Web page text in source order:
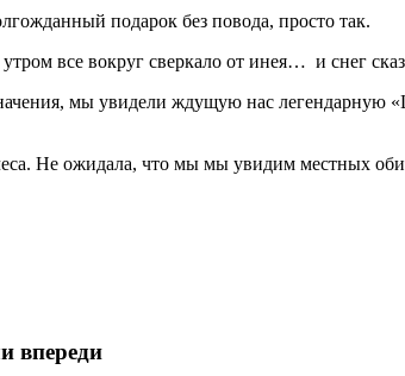
подарок без повода, просто так.
все вокруг сверкало от инея… и снег
мы увидели ждущую нас
Не ожидала, что мы мы увидим местных
впереди